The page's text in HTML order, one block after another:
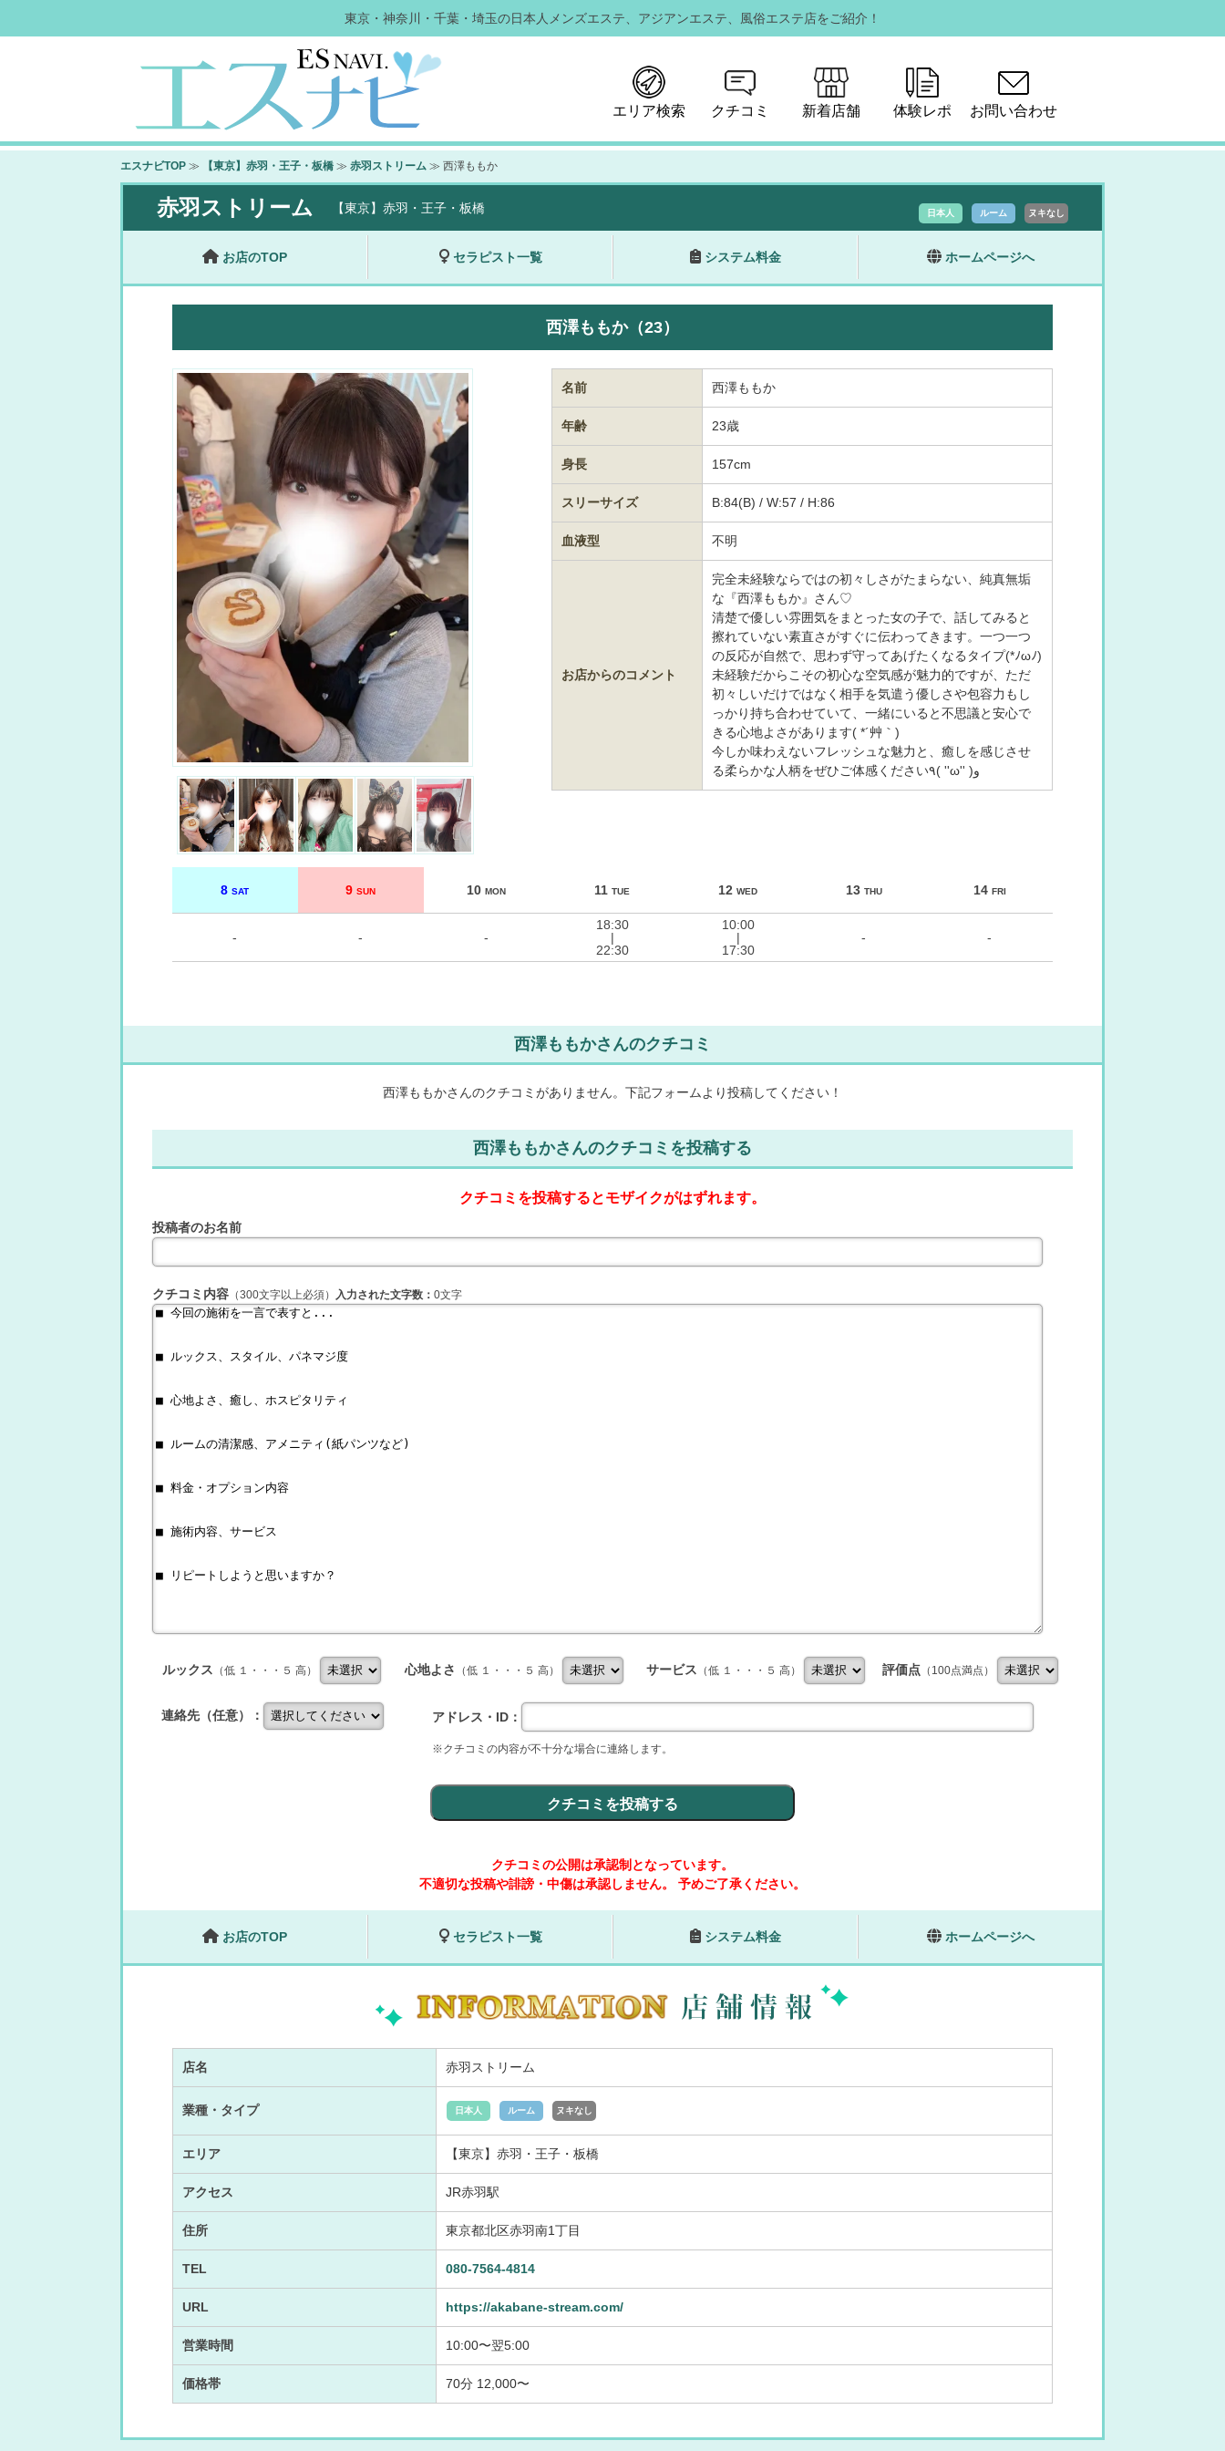
東京・神奈川・千葉・埼玉の日本人メンズエステ、 アジアンエステ、風俗エステ店をご紹介！
エリア検索 クチコミ 新着店舗 体験レポ お問い合わせ
エスナビTOP ≫ 【東京】赤羽・王子・板橋 ≫ 赤羽ストリーム ≫ 西澤ももか
赤羽ストリーム 【東京】赤羽・王子・板橋 日本人 ルーム ヌキなし
お店のTOP セラピスト一覧 システム料金 ホームページへ
西澤ももか（23）
名前 西澤ももか
年齢 23歳
身長 157cm
スリーサイズ B:84(B) / W:57 / H:86
血液型 不明
お店からのコメント
完全未経験ならではの初々しさがたまらない、純真無垢
な『西澤ももか』さん♡
清楚で優しい雰囲気をまとった女の子で、話してみると
擦れていない素直さがすぐに伝わってきます。一つ一つ
の反応が自然で、思わず守ってあげたくなるタイプ(*ﾉωﾉ)
未経験だからこその初心な空気感が魅力的ですが、ただ
初々しいだけではなく相手を気遣う優しさや包容力もし
っかり持ち合わせていて、一緒にいると不思議と安心で
きる心地よさがあります( *´艸｀)
今しか味わえないフレッシュな魅力と、癒しを感じさせ
る柔らかな人柄をぜひご体感ください٩( ''ω'' )و
8SAT 9SUN 10MON 11TUE 12WED 13 THU 14 FRI
- - -
18:30
|
22:30
10:00
|
17:30
- -
西澤ももかさんのクチコミ
西澤ももかさんのクチコミがありません。 下記フォームより投稿してください！
西澤ももかさんのクチコミを投稿する
クチコミを投稿するとモザイクがはずれます。
投稿者のお名前
クチコミ内容 （300文字以上必須） 入力された文字数：0文字
ルックス （低 １・・・５ 高） 心地よさ （低 １・・・５ 高） サービス （低 １・・・５ 高） 評価点 （100点満点）
連絡先（任意）： アドレス・ID：
※クチコミの内容が不十分な場合に連絡します。
クチコミの公開は承認制となっています。
不適切な投稿や誹謗・中傷は承認しません。
予めご了承ください。
お店のTOP セラピスト一覧 システム料金 ホームページへ
店名 赤羽ストリーム
業種・タイプ 日本人 ルーム ヌキなし
エリア 【東京】赤羽・王子・板橋
アクセス JR赤羽駅
住所 東京都北区赤羽南1丁目
TEL 080-7564-4814
URL https://akabane-stream.com/
営業時間 10:00〜翌5:00
価格帯 70分 12,000〜